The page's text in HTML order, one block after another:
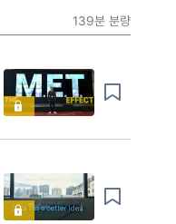
139분 분량